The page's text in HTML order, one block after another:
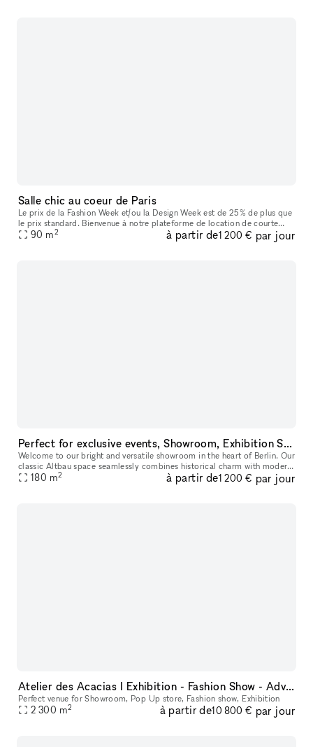
Salle chic au coeur de Paris
Le prix de la Fashion Week et/ou la Design Week est de 25% de plus que
le prix standard. Bienvenue à notre plateforme de location de courte
durée pour Showrooms, Boutiques Éphémères, et Pop-up Shop
90 m2 à partir de1 200 € par jour
Perfect for exclusive events, Showroom, Exhibition Space, Meetings, Workshops
Welcome to our bright and versatile showroom in the heart of Berlin. Our
classic Altbau space seamlessly combines historical charm with modern
functionality, featuring white walls, wooden boards, an
180 m2 à partir de1 200 € par jour
Atelier des Acacias I Exhibition - Fashion Show - Advertising - Entertainment
Perfect venue for Showroom, Pop Up store, Fashion show, Exhibition
2 300 m2 à partir de10 800 € par jour